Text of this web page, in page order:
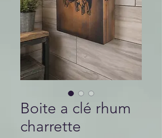
Boite a clé rhum
charrette